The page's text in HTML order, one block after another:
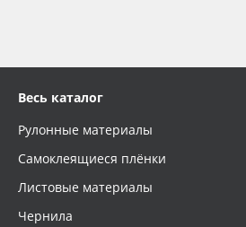
Весь каталог
Рулонные материалы
Самоклеящиеся плёнки
Листовые материалы
Чернила